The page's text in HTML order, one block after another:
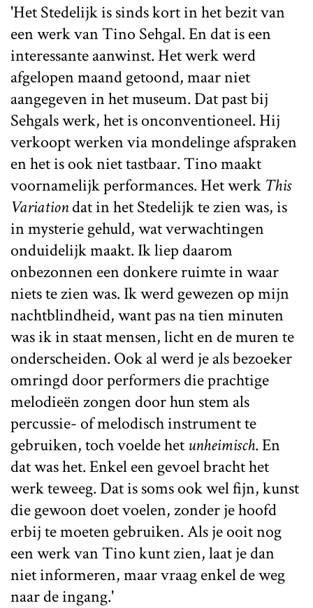
'Het Stedelijk is sinds kort in het bezit van
een werk van Tino Sehgal. En dat is een
interessante aanwinst. Het werk werd
afgelopen maand getoond, maar niet
aangegeven in het museum. Dat past bij
Sehgals werk, het is onconventioneel. Hij
verkoopt werken via mondelinge afspraken
en het is ook niet tastbaar. Tino maakt
voornamelijk performances. Het werk This
Variationdat in het Stedelijk te zien was, is
in mysterie gehuld, wat verwachtingen
onduidelijk maakt. Ik liep daarom
onbezonnen een donkere ruimte in waar
niets te zien was. Ik werd gewezen op mijn
nachtblindheid, want pas na tien minuten
was ik in staat mensen, licht en de muren te
onderscheiden. Ook al werd je als bezoeker
omringd door performers die prachtige
melodieën zongen door hun stem als
percussie- of melodisch instrument te
gebruiken, toch voelde het unheimisch. En
dat was het. Enkel een gevoel bracht het
werk teweeg. Dat is soms ook wel fijn, kunst
die gewoon doet voelen, zonder je hoofd
erbij te moeten gebruiken. Als je ooit nog
een werk van Tino kunt zien, laat je dan
niet informeren, maar vraag enkel de weg
naar de ingang.'